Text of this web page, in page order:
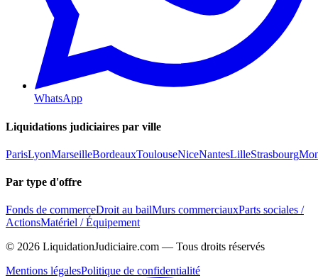
WhatsApp
Liquidations judiciaires par ville
ParisLyonMarseilleBordeauxToulouseNiceNantesLilleStrasbourg
Par type d'offre
Fonds de commerceDroit au bailMurs commerciauxParts sociales /
ActionsMatériel / Équipement
© 2026 LiquidationJudiciaire.com — Tous droits réservés
Mentions légalesPolitique de confidentialité